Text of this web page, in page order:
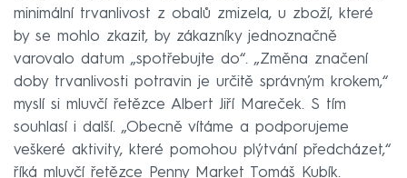
minimální trvanlivost z obalů zmizela, u zboží, které
by se mohlo zkazit, by zákazníky jednoznačně
varovalo datum „spotřebujte do“. „Změna značení
doby trvanlivosti potravin je určitě správným krokem,“
myslí si mluvčí řetězce Albert Jiří Mareček. S tím
souhlasí i další. „Obecně vítáme a podporujeme
veškeré aktivity, které pomohou plýtvání předcházet,“
říká mluvčí řetězce Penny Market Tomáš Kubík.